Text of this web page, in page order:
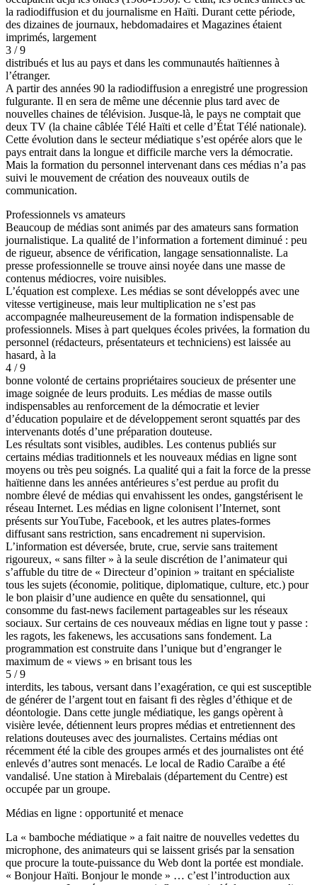
la radiodiffusion et du journalisme en Haïti. Durant cette période,
des dizaines de journaux, hebdomadaires et Magazines étaient
imprimés, largement
3 / 9
distribués et lus au pays et dans les communautés haïtiennes à
l’étranger.
A partir des années 90 la radiodiffusion a enregistré une progression
fulgurante. Il en sera de même une décennie plus tard avec de
nouvelles chaines de télévision. Jusque-là, le pays ne comptait que
deux TV (la chaine câblée Télé Haïti et celle d’État Télé nationale).
Cette évolution dans le secteur médiatique s’est opérée alors que le
pays entrait dans la longue et difficile marche vers la démocratie.
Mais la formation du personnel intervenant dans ces médias n’a pas
suivi le mouvement de création des nouveaux outils de
communication.
Professionnels vs amateurs
Beaucoup de médias sont animés par des amateurs sans formation
journalistique. La qualité de l’information a fortement diminué : peu
de rigueur, absence de vérification, langage sensationnaliste. La
presse professionnelle se trouve ainsi noyée dans une masse de
contenus médiocres, voire nuisibles.
L’équation est complexe. Les médias se sont développés avec une
vitesse vertigineuse, mais leur multiplication ne s’est pas
accompagnée malheureusement de la formation indispensable de
professionnels. Mises à part quelques écoles privées, la formation du
personnel (rédacteurs, présentateurs et techniciens) est laissée au
hasard, à la
4 / 9
bonne volonté de certains propriétaires soucieux de présenter une
image soignée de leurs produits. Les médias de masse outils
indispensables au renforcement de la démocratie et levier
d’éducation populaire et de développement seront squattés par des
intervenants dotés d’une préparation douteuse.
Les résultats sont visibles, audibles. Les contenus publiés sur
certains médias traditionnels et les nouveaux médias en ligne sont
moyens ou très peu soignés. La qualité qui a fait la force de la presse
haïtienne dans les années antérieures s’est perdue au profit du
nombre élevé de médias qui envahissent les ondes, gangstérisent le
réseau Internet. Les médias en ligne colonisent l’Internet, sont
présents sur YouTube, Facebook, et les autres plates-formes
diffusant sans restriction, sans encadrement ni supervision.
L’information est déversée, brute, crue, servie sans traitement
rigoureux, « sans filter » à la seule discrétion de l’animateur qui
s’affuble du titre de « Directeur d’opinion » traitant en spécialiste
tous les sujets (économie, politique, diplomatique, culture, etc.) pour
le bon plaisir d’une audience en quête du sensationnel, qui
consomme du fast-news facilement partageables sur les réseaux
sociaux. Sur certains de ces nouveaux médias en ligne tout y passe :
les ragots, les fakenews, les accusations sans fondement. La
programmation est construite dans l’unique but d’engranger le
maximum de « views » en brisant tous les
5 / 9
interdits, les tabous, versant dans l’exagération, ce qui est susceptible
de générer de l’argent tout en faisant fi des règles d’éthique et de
déontologie. Dans cette jungle médiatique, les gangs opèrent à
visière levée, détiennent leurs propres médias et entretiennent des
relations douteuses avec des journalistes. Certains médias ont
récemment été la cible des groupes armés et des journalistes ont été
enlevés d’autres sont menacés. Le local de Radio Caraïbe a été
vandalisé. Une station à Mirebalais (département du Centre) est
occupée par un groupe.
Médias en ligne : opportunité et menace
La « bamboche médiatique » a fait naitre de nouvelles vedettes du
microphone, des animateurs qui se laissent grisés par la sensation
que procure la toute-puissance du Web dont la portée est mondiale.
« Bonjour Haïti. Bonjour le monde » … c’est l’introduction aux